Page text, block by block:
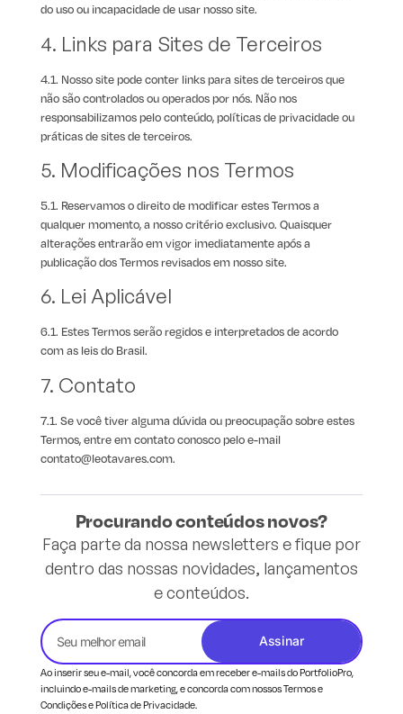
do uso ou incapacidade de usar nosso site.
4. Links para Sites de Terceiros
4.1. Nosso site pode conter links para sites de terceiros que
não são controlados ou operados por nós. Não nos
responsabilizamos pelo conteúdo, políticas de privacidade ou
práticas de sites de terceiros.
5. Modificações nos Termos
5.1. Reservamos o direito de modificar estes Termos a
qualquer momento, a nosso critério exclusivo. Quaisquer
alterações entrarão em vigor imediatamente após a
publicação dos Termos revisados em nosso site.
6. Lei Aplicável
6.1. Estes Termos serão regidos e interpretados de acordo
com as leis do Brasil.
7. Contato
7.1. Se você tiver alguma dúvida ou preocupação sobre estes
Termos, entre em contato conosco pelo e-mail
contato@leotavares.com.
Procurando conteúdos novos?
Faça parte da nossa newsletters e fique por
dentro das nossas novidades, lançamentos
e conteúdos.
Assinar
Ao inserir seu e-mail, você concorda em receber e-mails do PortfolioPro,
incluindo e-mails de marketing, e concorda com nossos Termos e
Condições e Política de Privacidade.